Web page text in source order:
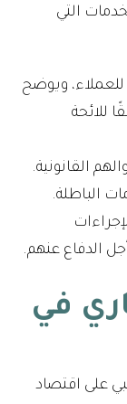
التي
للعملاء، ويوضح
للائحة
القانونية.
الباطلة.
الدفاع عنهم.
في
على اقتصاد